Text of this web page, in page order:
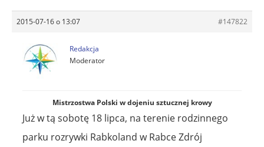
2015-07-16 o 13:07 #147822
Redakcja
Moderator
Mistrzostwa Polski w dojeniu sztucznej krowy
Już w tą sobotę 18 lipca, na terenie rodzinnego
parku rozrywki Rabkoland w Rabce Zdrój